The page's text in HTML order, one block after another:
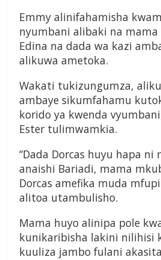
Emmy alinifahamisha
nyumbani alibaki na mama
Edina na dada wa kazi
alikuwa ametoka.
Wakati tukizungumza,
ambaye sikumfahamu
korido ya kwenda
Ester tulimwamkia.
“Dada Dorcas huyu hapa
anaishi Bariadi, mama
Dorcas amefika muda
alitoa utambulisho.
Mama huyo alinipa pole
kunikaribisha lakini nilihisi
kuuliza jambo fulani